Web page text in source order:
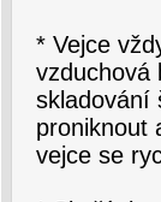
* Vejce
vzduchová
skladování
proniknout
vejce se